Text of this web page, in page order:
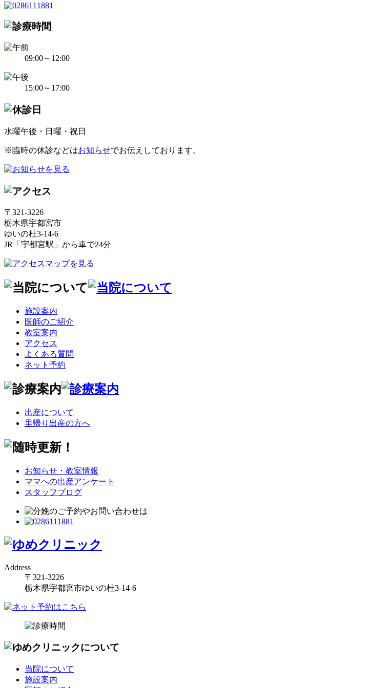
09:00～12:00
15:00～17:00
水曜午後・日曜・祝日
※臨時の休診などはお知らせでお伝えしております。
〒321-3226
栃木県宇都宮市
ゆいの杜3-14-6
JR「宇都宮駅」から車で24分
施設案内
医師のご紹介
教室案内
アクセス
よくある質問
ネット予約
出産について
里帰り出産の方へ
お知らせ・教室情報
ママへの出産アンケート
スタッフブログ
Address
〒321-3226
栃木県宇都宮市ゆいの杜3-14-6
当院について
施設案内